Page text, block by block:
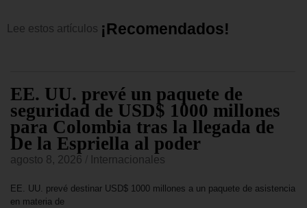
Lee estos artículos ¡Recomend ad os!
EE. UU. prevé un paquete de
seguridad de USD$ 1000 millones
para Colombia tras la llegada de
De la Espriella al poder
agosto 8, 2026 Internacionales
EE. UU. prevé destinar USD$ 1000 millones a un paquete de asistencia
en materia de